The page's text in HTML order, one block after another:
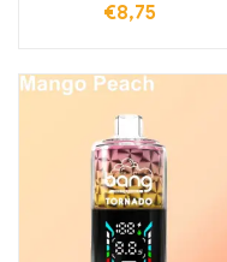
pentru 40000 de
€8,75